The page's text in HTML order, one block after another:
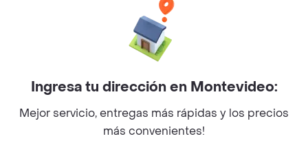
Pide tu comida favorita cerca de ti
Ingresa tu dirección en Montevideo:
Mejor servicio, entregas más rápidas y los precios
más convenientes!